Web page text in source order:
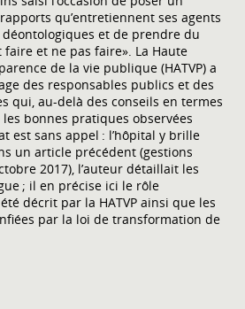
qu’entretiennent ses agents
et de prendre du
faire et ne pas faire». La Haute
de la vie publique (HATVP) a
des responsables publics et des
qui, au-delà des conseils en termes
bonnes pratiques observées
est sans appel : l’hôpital y brille
un article précédent (gestions
2017), l’auteur détaillait les
; il en précise ici le rôle
décrit par la HATVP ainsi que les
par la loi de transformation de